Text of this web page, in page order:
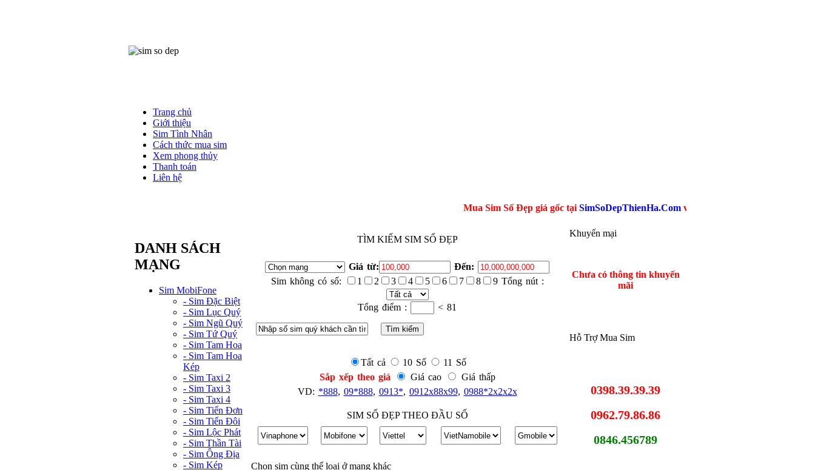
Trang chủ
Giới thiệu
Sim Tình Nhân
Cách thức mua sim
Xem phong thủy
Thanh toán
Liên hệ
Mua Sim Số Đẹp giá gốc tạiSimSoDepThienHa.Comvới hàng triệu Sim Giá Rẻ Viettel,
DANH SÁCH
MẠNG
Sim MobiFone
- Sim Đặc Biệt
- Sim Lục Quý
- Sim Ngũ Quý
- Sim Tứ Quý
- Sim Tam Hoa
- Sim Tam Hoa
Kép
- Sim Taxi 2
- Sim Taxi 3
- Sim Taxi 4
- Sim Tiến Đơn
- Sim Tiến Đôi
- Sim Lộc Phát
- Sim Thần Tài
- Sim Ông Địa
- Sim Kép
TÌM KIẾM SIM SỐ ĐẸP
Giá từ:
Đến:
Sim không có số:
1 2 3 4 5 6 7 8 9 Tổng nút :
Tổng điểm : < 81
Tất cả 10 Số
11 Số
Sắp xếp theo giá
Giá cao
Giá thấp
VD: *888, 09*888, 0913*, 0912x88x99, 0988*2x2x2x
SIM SỐ ĐẸP THEO ĐẦU SỐ
Chọn sim cùng thể loại ở mạng khác
Khuyến mại
Chưa có thông tin khuyến
mãi
Hỗ Trợ Mua Sim
0398.39.39.39
0962.79.86.86
0846.456789